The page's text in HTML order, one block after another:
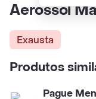
Aerossol
Exausta
Produtos
Pague